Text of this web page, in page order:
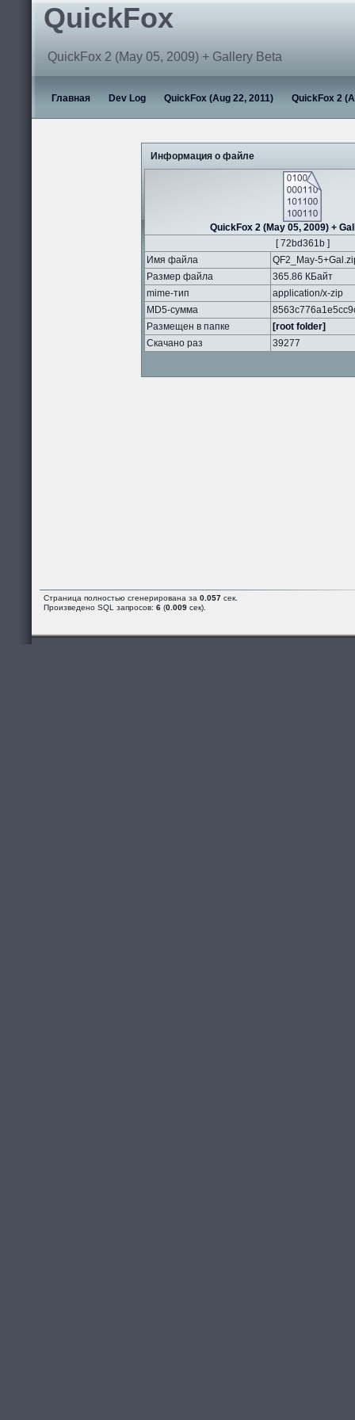
QuickFox
QuickFox 2 (May 05, 2009) + Gallery Beta
Главная Dev Log QuickFox (Aug 22, 2011) QuickFox 2
Информация о файле
QuickFox 2 (May 05, 2009) +
[ 72bd361b ]
Имя файла
QF2_May-
Размер файла
365.86 КБайт
mime-тип
application/x-zip
MD5-сумма
Размещен в папке
[root folder]
Скачано раз
39277
Страница полностью сгенерирована за 0.057 сек.
Произведено SQL запросов: 6 (0.009 сек).